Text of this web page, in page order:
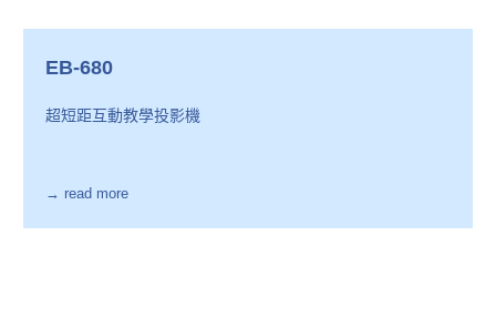
EB-680
超短距互動教學投影機
→ read more